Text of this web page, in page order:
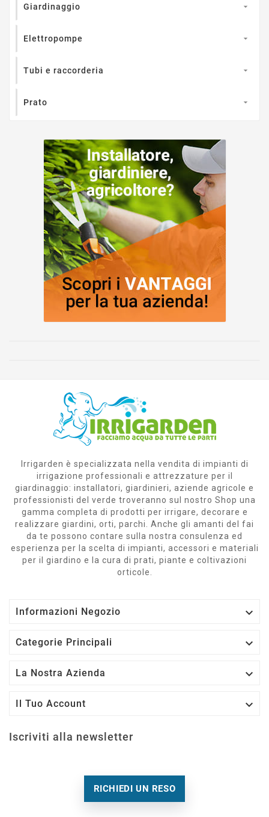
Giardinaggio 
Elettropompe 
Tubi e raccorderia 
Prato 
Irrigarden è specializzata nella vendita di impianti di
irrigazione professionali e attrezzature per il
giardinaggio: installatori, giardinieri, aziende agricole e
professionisti del verde troveranno sul nostro Shop una
gamma completa di prodotti per irrigare, decorare e
realizzare giardini, orti, parchi. Anche gli amanti del fai
da te possono contare sulla nostra consulenza ed
esperienza per la scelta di impianti, accessori e materiali
per il giardino e la cura di prati, piante e coltivazioni
orticole.
Informazioni Negozio 
Categorie Principali 
La Nostra Azienda 
Il Tuo Account 
Iscriviti alla newsletter
RICHIEDI UN RESO